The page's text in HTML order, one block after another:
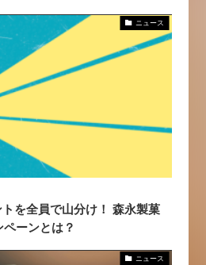
ニュース
を全員で山分け！ 森永製菓
ペーンとは？
ニュース